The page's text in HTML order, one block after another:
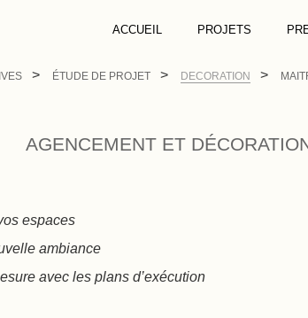
ACCUEIL PROJETS
ÉTUDE DE PROJET DECORATION
AGENCEMENT ET
espaces
ambiance
avec les plans d’exécution